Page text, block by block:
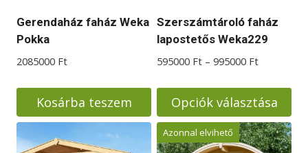
Gerendaház faház Weka
Pokka
2085000 Ft
Kosárba teszem
Szerszámtároló faház
lapostetős Weka229
595000 Ft – 995000 Ft
-
995000 Ft
Opciók választása
Ennek
a
Azonnal elvihető